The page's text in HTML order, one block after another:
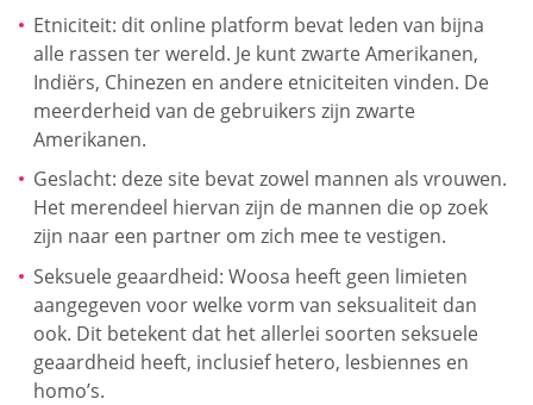
Etniciteit: dit online platform bevat leden van bijna
alle rassen ter wereld. Je kunt zwarte Amerikanen,
Indiërs, Chinezen en andere etniciteiten vinden. De
meerderheid van de gebruikers zijn zwarte
Amerikanen.
Geslacht: deze site bevat zowel mannen als vrouwen.
Het merendeel hiervan zijn de mannen die op zoek
zijn naar een partner om zich mee te vestigen.
Seksuele geaardheid: Woosa heeft geen limieten
aangegeven voor welke vorm van seksualiteit dan
ook. Dit betekent dat het allerlei soorten seksuele
geaardheid heeft, inclusief hetero, lesbiennes en
homo’s.